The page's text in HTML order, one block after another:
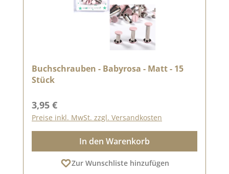
Buchschrauben - Babyrosa - Matt - 15
Stück
Regulärer Preis:
3,95 €
Preise inkl. MwSt. zzgl. Versandkosten
In den Warenkorb
Zur Wunschliste hinzufügen